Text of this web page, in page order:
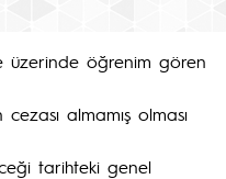
üzerinde öğrenim gören
almamış olması
tarihteki genel